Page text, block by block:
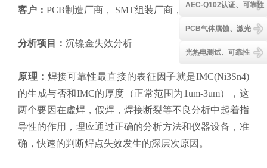
客户： PCB制造厂商， SMT组装厂商，LED应用厂
分析项目： 沉镍金失效分析
原理： 焊接可靠性最直接的表征因子就是IMC(Ni3Sn4)
的生成与否和IMC的厚度（正常范围为1um-3um），这
两个要因在虚焊，假焊，焊接断裂等不良分析中起着指
导性的作用，理应通过正确的分析方法和仪器设备，准
确，快速的判断焊点失效发生的深层次原因。
AEC-Q102认证、可靠性
PCB气体腐蚀、激光
光热电测试、可靠性